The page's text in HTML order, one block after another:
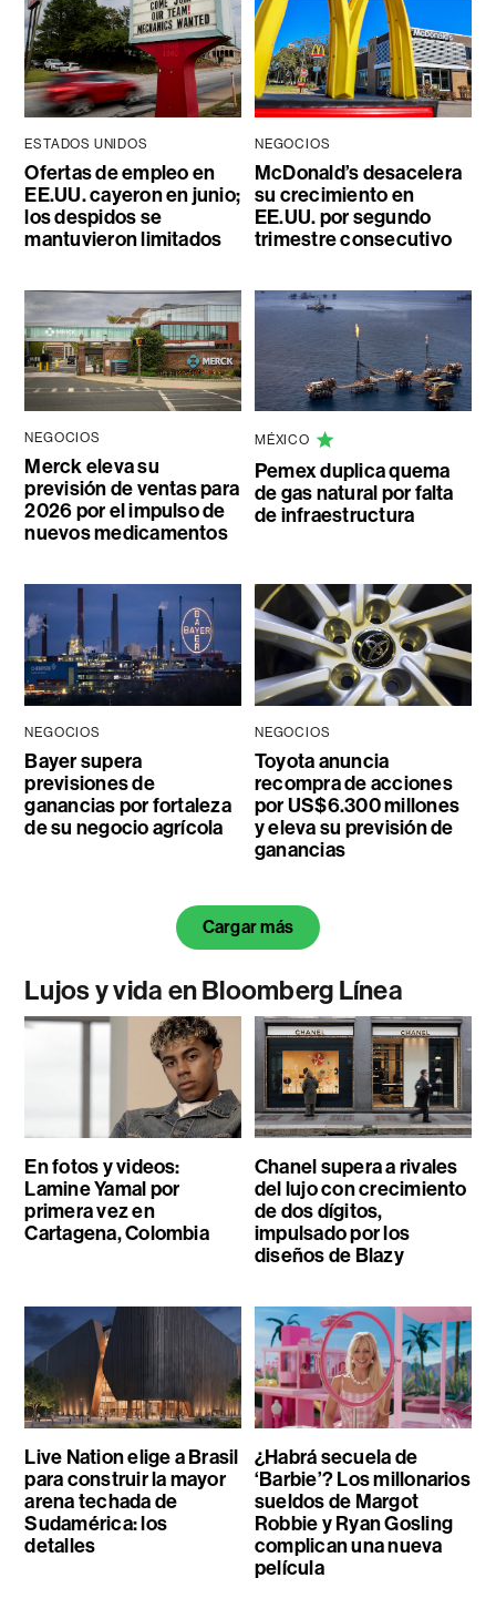
ESTADOS UNIDOS
Ofertas de empleo en
EE.UU. cayeron en junio;
los despidos se
mantuvieron limitados
NEGOCIOS
McDonald’s desacelera
su crecimiento en
EE.UU. por segundo
trimestre consecutivo
NEGOCIOS
Merck eleva su
previsión de ventas para
2026 por el impulso de
nuevos medicamentos
MÉXICO
Pemex duplica quema
de gas natural por falta
de infraestructura
NEGOCIOS
Bayer supera
previsiones de
ganancias por fortaleza
de su negocio agrícola
NEGOCIOS
Toyota anuncia
recompra de acciones
por US$6.300 millones
y eleva su previsión de
ganancias
Cargar más
Lujos y vida en Bloomberg Línea
En fotos y videos:
Lamine Yamal por
primera vez en
Cartagena, Colombia
Chanel supera a rivales
del lujo con crecimiento
de dos dígitos,
impulsado por los
diseños de Blazy
Live Nation elige a Brasil
para construir la mayor
arena techada de
Sudamérica: los
detalles
¿Habrá secuela de
‘Barbie’? Los millonarios
sueldos de Margot
Robbie y Ryan Gosling
complican una nueva
película